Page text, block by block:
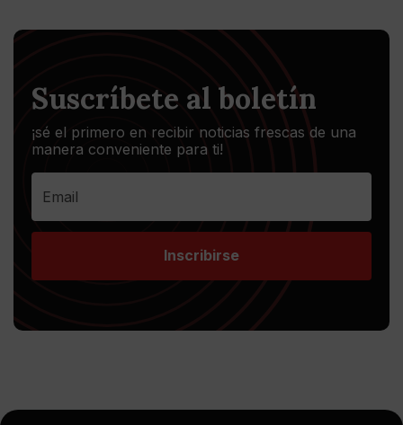
Suscríbete al boletín
¡sé el primero en recibir noticias frescas de una
manera conveniente para ti!
Inscribirse